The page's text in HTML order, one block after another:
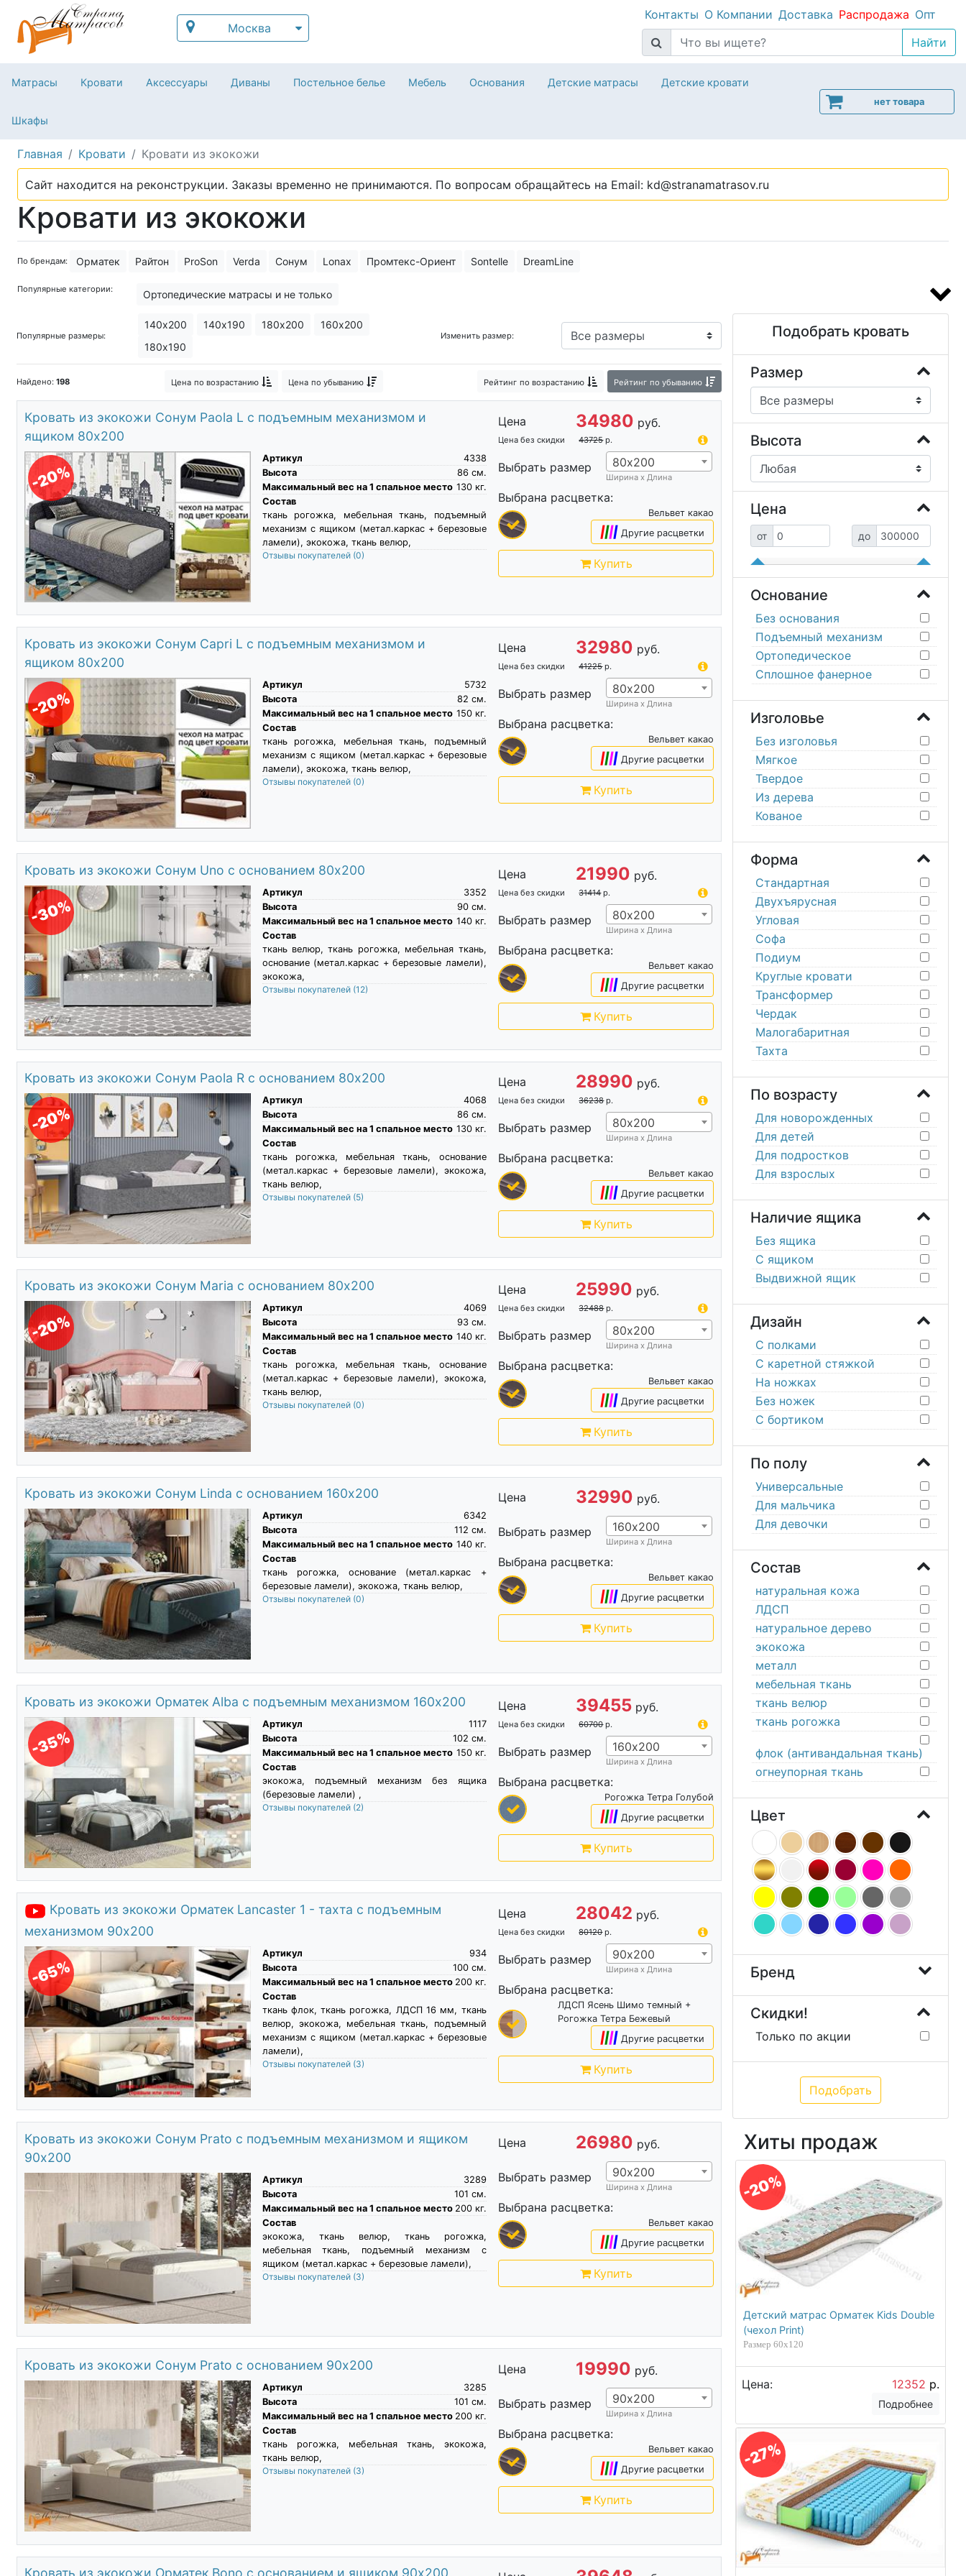
Москва
Контакты О Компании Доставка Распродажа Опт
Матрасы Кровати Аксессуары Диваны Постельное белье Мебель Основания Детские матрасы Детские кровати
Шкафы
нет товара
Главная Кровати Кровати из экокожи
Сайт находится на реконструкции. Заказы временно не принимаются. По вопросам обращайтесь на Email: kd@stranamatrasov.ru
Кровати из экокожи
По брендам: Орматек Райтон ProSon Verda Сонум Lonax Промтекс-Ориент Sontelle DreamLine
Популярные категории: Ортопедические матрасы и не только
Популярные размеры:
140х200 140х190 180х200
160х200
180х190
Изменить размер:
Найдено: 198 Цена по возрастанию Цена по убыванию Рейтинг по возрастанию Рейтинг по убыванию
Кровать из экокожи Сонум Paola L с подъемным механизмом и
ящиком 80х200
-20%
Артикул
4338
Высота
см.
86
Максимальный вес на 1 спальное место
кг.
130
Состав
ткань рогожка, мебельная ткань, подъемный
механизм с ящиком (метал.каркас + березовые
ламели), экокожа, ткань велюр,
Отзывы покупателей (0)
Цена 34980 руб.
Цена без скидки 43725 р.
Выбрать размер 80х200
Ширина х Длина
Выбрана расцветка:
Вельвет какао
|||| Другие расцветки
Купить
Кровать из экокожи Сонум Capri L с подъемным механизмом и
ящиком 80х200
-20%
Артикул
5732
Высота
см.
82
Максимальный вес на 1 спальное место
кг.
150
Состав
ткань рогожка, мебельная ткань, подъемный
механизм с ящиком (метал.каркас + березовые
ламели), экокожа, ткань велюр,
Отзывы покупателей (0)
Цена 32980 руб.
Цена без скидки 41225 р.
Выбрать размер 80х200
Ширина х Длина
Выбрана расцветка:
Вельвет какао
|||| Другие расцветки
Купить
Кровать из экокожи Сонум Uno с основанием 80х200
-30%
Артикул
3352
Высота
см.
90
Максимальный вес на 1 спальное место
кг.
140
Состав
ткань велюр, ткань рогожка, мебельная ткань,
основание (метал.каркас + березовые ламели),
экокожа,
Отзывы покупателей (12)
Цена 21990 руб.
Цена без скидки 31414 р.
Выбрать размер 80х200
Ширина х Длина
Выбрана расцветка:
Вельвет какао
|||| Другие расцветки
Купить
Кровать из экокожи Сонум Paola R с основанием 80х200
-20%
Артикул
4068
Высота
см.
86
Максимальный вес на 1 спальное место
кг.
130
Состав
ткань рогожка, мебельная ткань, основание
(метал.каркас + березовые ламели), экокожа,
ткань велюр,
Отзывы покупателей (5)
Цена 28990 руб.
Цена без скидки 36238 р.
Выбрать размер 80х200
Ширина х Длина
Выбрана расцветка:
Вельвет какао
|||| Другие расцветки
Купить
Кровать из экокожи Сонум Maria с основанием 80х200
-20%
Артикул
4069
Высота
см.
93
Максимальный вес на 1 спальное место
кг.
140
Состав
ткань рогожка, мебельная ткань, основание
(метал.каркас + березовые ламели), экокожа,
ткань велюр,
Отзывы покупателей (0)
Цена 25990 руб.
Цена без скидки 32488 р.
Выбрать размер 80х200
Ширина х Длина
Выбрана расцветка:
Вельвет какао
|||| Другие расцветки
Купить
Кровать из экокожи Сонум Linda с основанием 160х200
Артикул
6342
Высота
см.
112
Максимальный вес на 1 спальное место
кг.
140
Состав
ткань рогожка, основание (метал.каркас +
березовые ламели), экокожа, ткань велюр,
Отзывы покупателей (0)
Цена 32990 руб.
Выбрать размер 160х200
Ширина х Длина
Выбрана расцветка:
Вельвет какао
|||| Другие расцветки
Купить
Кровать из экокожи Орматек Alba с подъемным механизмом 160х200
-35%
Артикул
1117
Высота
см.
102
Максимальный вес на 1 спальное место
кг.
150
Состав
экокожа, подъемный механизм без ящика
(березовые ламели) ,
Отзывы покупателей (2)
Цена 39455 руб.
Цена без скидки 60700 р.
Выбрать размер 160х200
Ширина х Длина
Выбрана расцветка:
Рогожка Тетра Голубой
|||| Другие расцветки
Купить
Кровать из экокожи Орматек Lancaster 1 - тахта с подъемным
механизмом 90х200
-65%
Артикул
934
Высота
см.
100
Максимальный вес на 1 спальное место
кг.
200
Состав
ткань флок, ткань рогожка, ЛДСП 16 мм, ткань
велюр, экокожа, мебельная ткань, подъемный
механизм с ящиком (метал.каркас + березовые
ламели),
Отзывы покупателей (3)
Цена 28042 руб.
Цена без скидки 80120 р.
Выбрать размер 90х200
Ширина х Длина
Выбрана расцветка:
ЛДСП Ясень Шимо темный +
Рогожка Тетра Бежевый
|||| Другие расцветки
Купить
Кровать из экокожи Сонум Prato с подъемным механизмом и ящиком
90х200
Артикул
3289
Высота
см.
101
Максимальный вес на 1 спальное место
кг.
200
Состав
экокожа, ткань велюр, ткань рогожка,
мебельная ткань, подъемный механизм с
ящиком (метал.каркас + березовые ламели),
Отзывы покупателей (3)
Цена 26980 руб.
Выбрать размер 90х200
Ширина х Длина
Выбрана расцветка:
Вельвет какао
|||| Другие расцветки
Купить
Кровать из экокожи Сонум Prato с основанием 90х200
Артикул
3285
Высота
см.
101
Максимальный вес на 1 спальное место
кг.
200
Состав
ткань рогожка, мебельная ткань, экокожа,
ткань велюр,
Отзывы покупателей (3)
Цена 19990 руб.
Выбрать размер 90х200
Ширина х Длина
Выбрана расцветка:
Вельвет какао
|||| Другие расцветки
Купить
Кровать из экокожи Орматек Bono с основанием и ящиком 90х200
Подобрать кровать
Размер
Высота
Цена
от до
Основание
Без основания
Подъемный механизм
Ортопедическое
Сплошное фанерное
Изголовье
Без изголовья
Мягкое
Твердое
Из дерева
Кованое
Форма
Стандартная
Двухъярусная
Угловая
Софа
Подиум
Круглые кровати
Трансформер
Чердак
Малогабаритная
Тахта
По возрасту
Для новорожденных
Для детей
Для подростков
Для взрослых
Наличие ящика
Без ящика
С ящиком
Выдвижной ящик
Дизайн
С полками
С каретной стяжкой
На ножках
Без ножек
С бортиком
По полу
Универсальные
Для мальчика
Для девочки
Состав
натуральная кожа
ЛДСП
натуральное дерево
экокожа
металл
мебельная ткань
ткань велюр
ткань рогожка
флок (антивандальная ткань)
огнеупорная ткань
Цвет
Бренд
Скидки!
Только по акции
Хиты продаж
-20%
Детский матрас Орматек Kids Double
(чехол Print)
Размер 60х120
Цена: 12352 р.
Подробнее
-27%